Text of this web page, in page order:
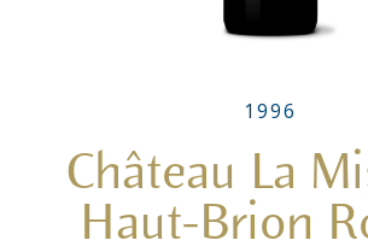
1996
Château La
Haut-Brion